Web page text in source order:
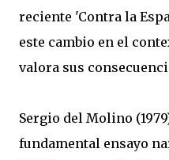
reciente 'Contra la
este cambio en el
valora sus
Sergio del Molino
fundamental ensayo